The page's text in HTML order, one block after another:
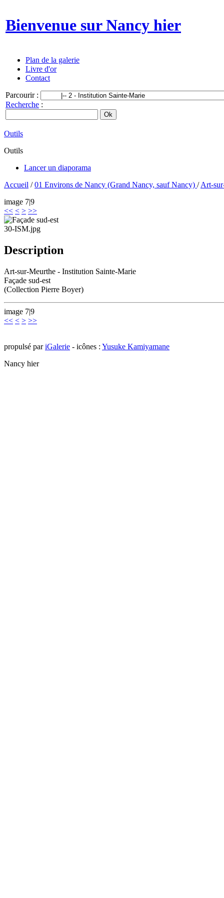
Bienvenue sur Nancy hier
Plan de la galerie
Livre d'or
Contact
Parcourir :
Recherche :
Outils
Outils
Lancer un diaporama
Accueil /01 Environs de Nancy (Grand Nancy, sauf Nancy) /Art-
image 7|9
<< < > >>
30-ISM.jpg
Description
Art-sur-Meurthe - Institution Sainte-Marie
Façade sud-est
(Collection Pierre Boyer)
image 7|9
<< < > >>
propulsé pariGalerie - icônes : Yusuke Kamiyamane
Nancy hier